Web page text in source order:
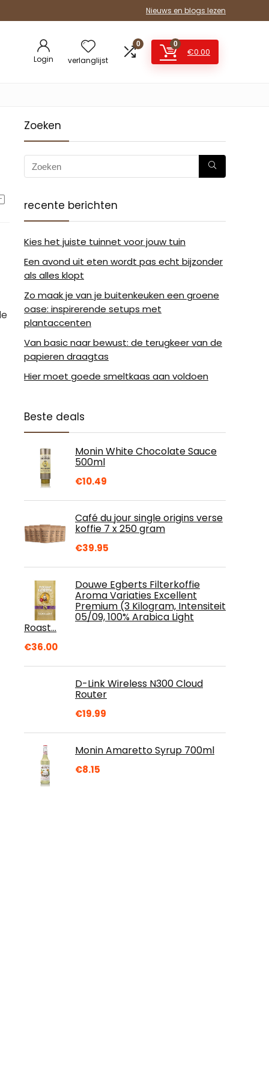
Nieuws en blogs lezen
Login verlanglijst
0 0
€0.00
Zoeken
recente berichten
Kies het juiste tuinnet voor jouw tuin
Een avond uit eten wordt pas echt bijzonder
als alles klopt
Zo maak je van je buitenkeuken een groene
oase: inspirerende setups met
plantaccenten
Van basic naar bewust: de terugkeer van de
papieren draagtas
Hier moet goede smeltkaas aan voldoen
Beste deals
Monin White Chocolate Sauce
500ml
€10.49
Café du jour single origins verse
koffie 7 x 250 gram
€39.95
Douwe Egberts Filterkoffie
Aroma Variaties Excellent
Premium (3 Kilogram, Intensiteit
05/09, 100% Arabica Light
Roast…
€36.00
D-Link Wireless N300 Cloud
Router
€19.99
Monin Amaretto Syrup 700ml
€8.15